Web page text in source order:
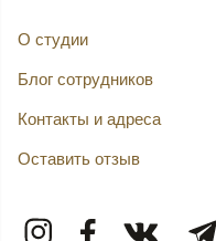
О студии
Блог сотрудников
Контакты и адреса
Оставить отзыв